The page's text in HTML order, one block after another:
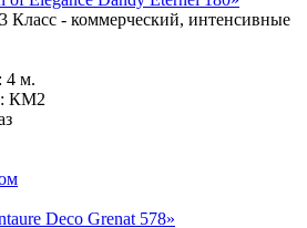
Класс - коммерческий, интенсивные
4 м.
КМ2